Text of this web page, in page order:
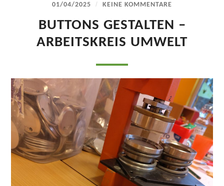
01/04/2025 / KEINE KOMMENTARE
BUTTONS GESTALTEN –
ARBEITSKREIS UMWELT